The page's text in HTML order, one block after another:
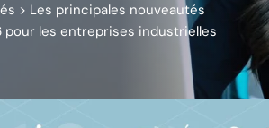
> Les principales nouveautés
pour les entreprises industrielles